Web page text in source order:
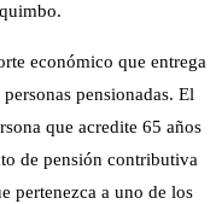
económico que entrega
pensionadas. El
que acredite 65 años
de pensión contributiva
pertenezca a uno de los